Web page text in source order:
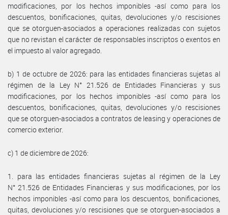
modificaciones, por los hechos imponibles -así como para los
descuentos, bonificaciones, quitas, devoluciones y/o rescisiones
que se otorguen-asociados a operaciones realizadas con sujetos
que no revistan el carácter de responsables inscriptos o exentos en
el impuesto al valor agregado.
b) 1 de octubre de 2026: para las entidades financieras sujetas al
régimen de la Ley N° 21.526 de Entidades Financieras y sus
modificaciones, por los hechos imponibles -así como para los
descuentos, bonificaciones, quitas, devoluciones y/o rescisiones
que se otorguen-asociados a contratos de leasing y operaciones de
comercio exterior.
c) 1 de diciembre de 2026:
1. para las entidades financieras sujetas al régimen de la Ley
N° 21.526 de Entidades Financieras y sus modificaciones, por los
hechos imponibles -así como para los descuentos, bonificaciones,
quitas, devoluciones y/o rescisiones que se otorguen-asociados a